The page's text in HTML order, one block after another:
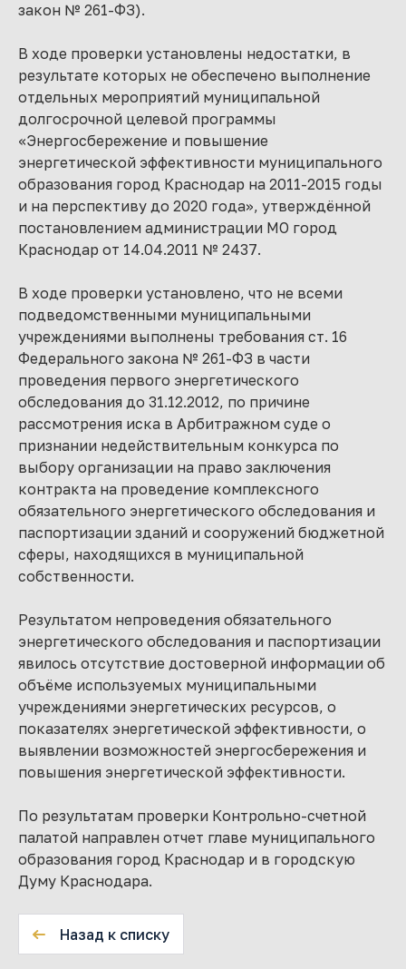
закон № 261-ФЗ).
В ходе проверки установлены недостатки, в
результате которых не обеспечено выполнение
отдельных мероприятий муниципальной
долгосрочной целевой программы
«Энергосбережение и повышение
энергетической эффективности муниципального
образования город Краснодар на 2011-2015 годы
и на перспективу до 2020 года», утверждённой
постановлением администрации МО город
Краснодар от 14.04.2011 № 2437.
В ходе проверки установлено, что не всеми
подведомственными муниципальными
учреждениями выполнены требования ст. 16
Федерального закона № 261-ФЗ в части
проведения первого энергетического
обследования до 31.12.2012, по причине
рассмотрения иска в Арбитражном суде о
признании недействительным конкурса по
выбору организации на право заключения
контракта на проведение комплексного
обязательного энергетического обследования и
паспортизации зданий и сооружений бюджетной
сферы, находящихся в муниципальной
собственности.
Результатом непроведения обязательного
энергетического обследования и паспортизации
явилось отсутствие достоверной информации об
объёме используемых муниципальными
учреждениями энергетических ресурсов, о
показателях энергетической эффективности, о
выявлении возможностей энергосбережения и
повышения энергетической эффективности.
По результатам проверки Контрольно-счетной
палатой направлен отчет главе муниципального
образования город Краснодар и в городскую
Думу Краснодара.
Назад к списку